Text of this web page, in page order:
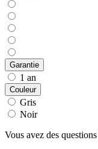
Garantie
1 an
Couleur
Gris
Noir
Vous avez des